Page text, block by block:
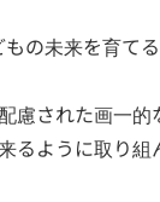
の未来を育て
慮された画一
ように取り組